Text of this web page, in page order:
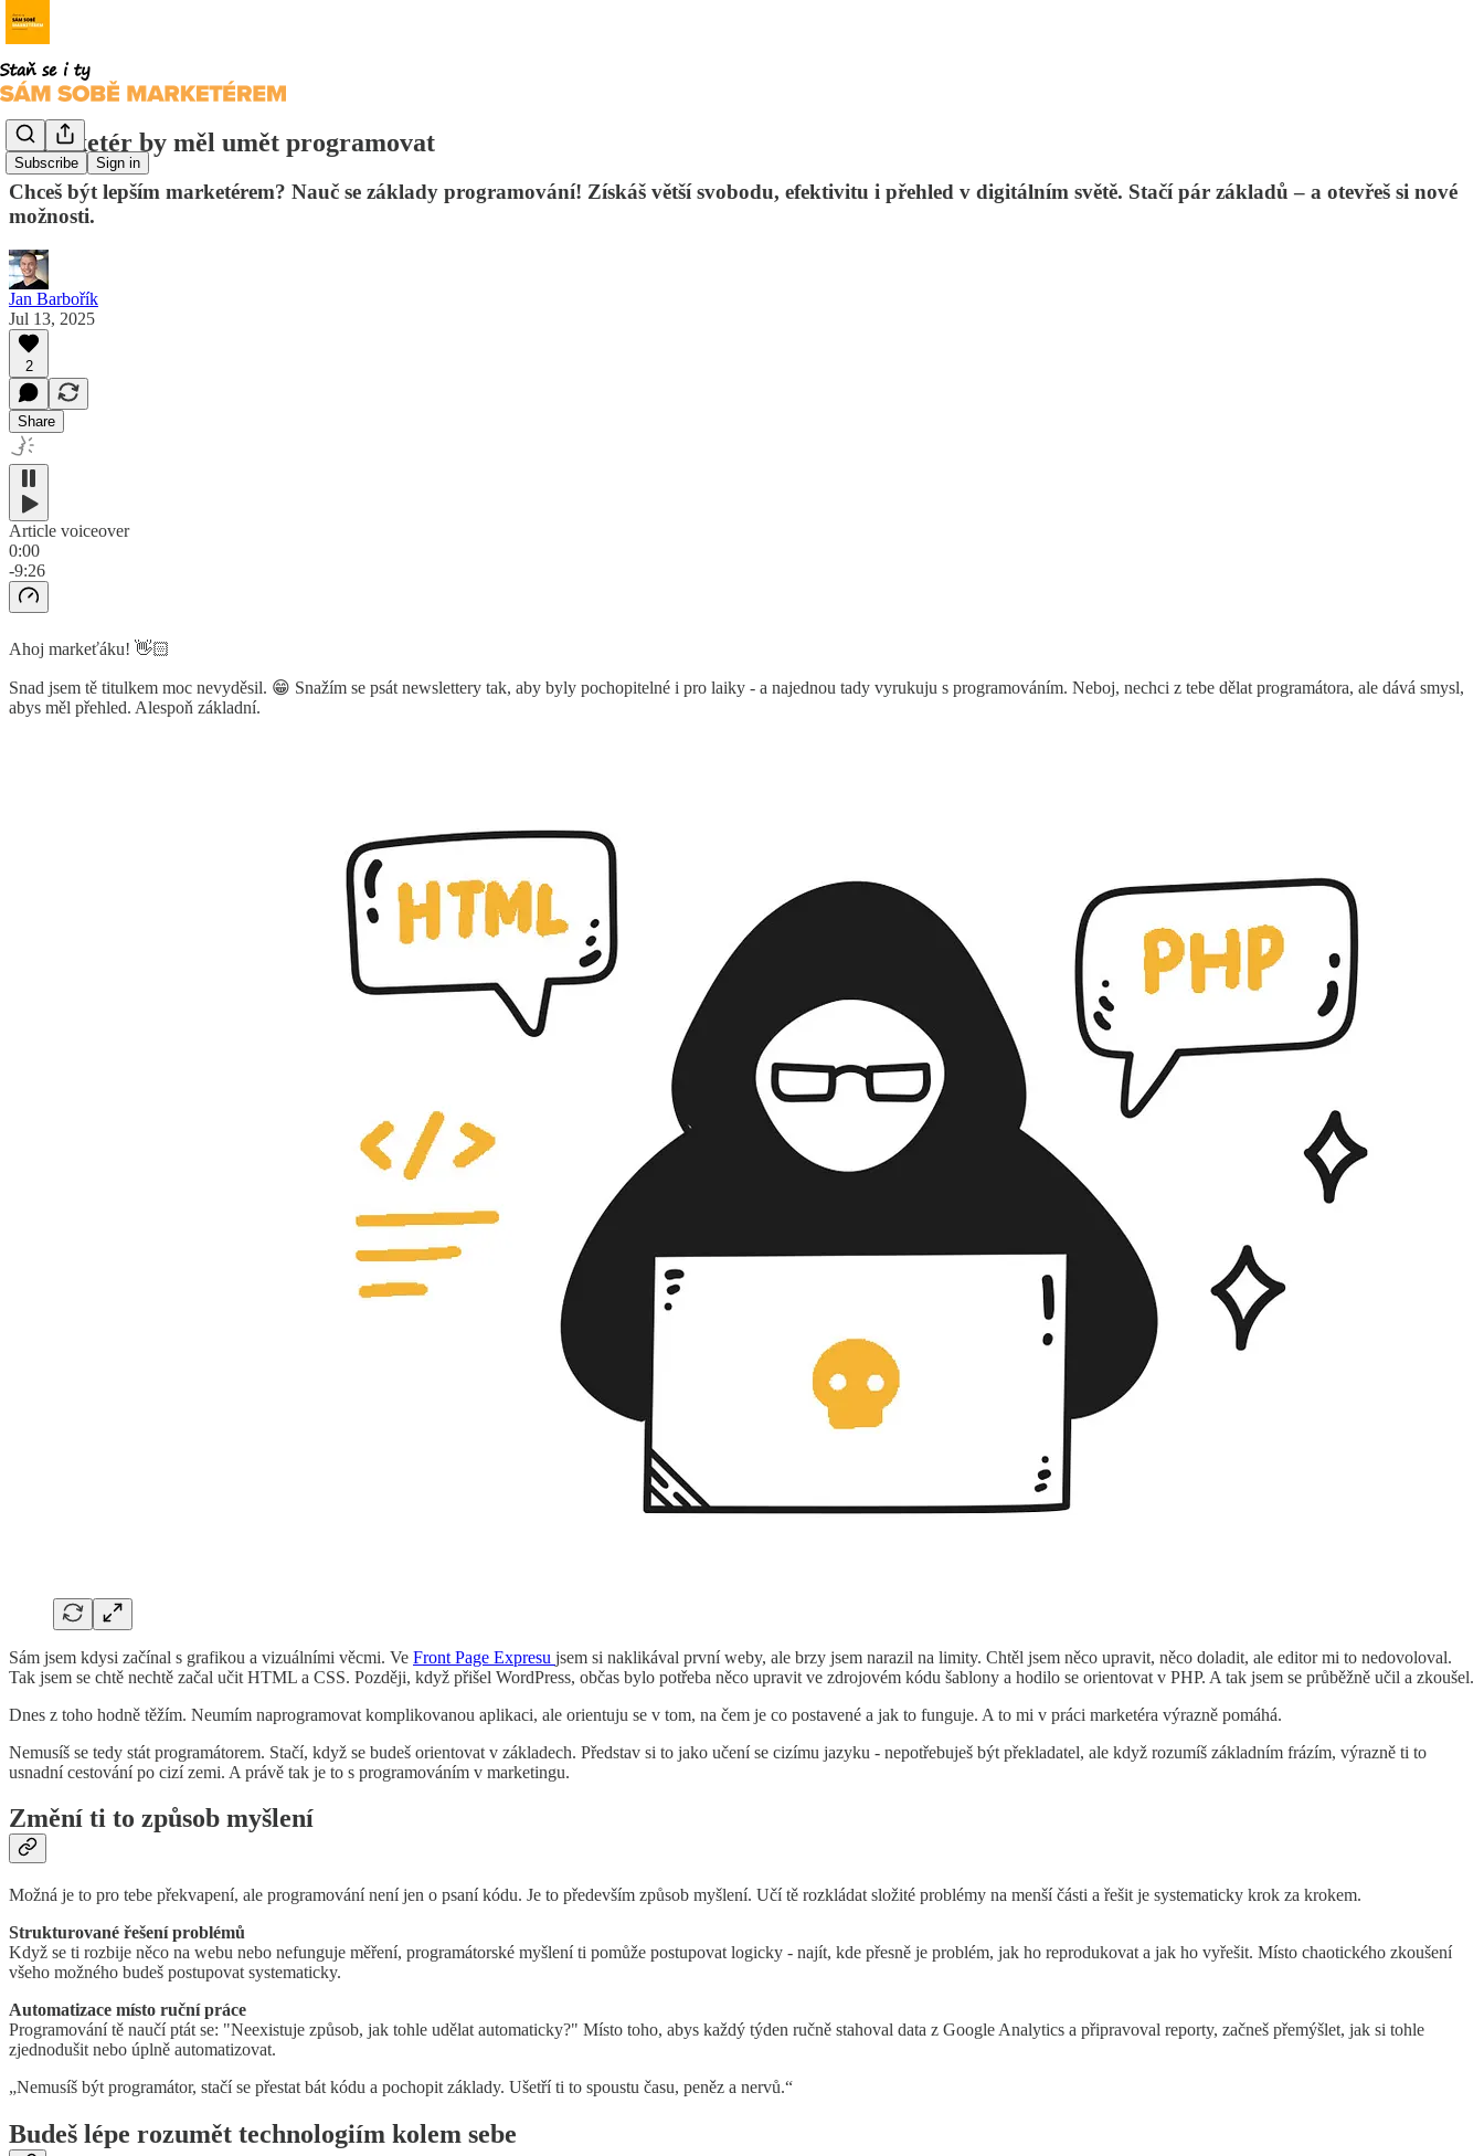
Subscribe Sign in
I marketér by měl umět programovat
Chceš být lepším marketérem? Nauč se základy programování! Získáš větší svobodu, efektivitu i přehled v digitálním světě. Stačí pár základů – a otevřeš si nové
možnosti.
Jan Barbořík
Jul 13, 2025
2
Share
Article voiceover
0:00
-9:26
Ahoj markeťáku! 👋🏻
Snad jsem tě titulkem moc nevyděsil. 😁 Snažím se psát newslettery tak, aby byly pochopitelné i pro laiky - a najednou tady vyrukuju s programováním. Neboj, nechci z tebe dělat programátora, ale dává smysl,
abys měl přehled. Alespoň základní.
Sám jsem kdysi začínal s grafikou a vizuálními věcmi. Ve Front Page Expresu jsem si naklikával první weby, ale brzy jsem narazil na limity. Chtěl jsem něco upravit, něco doladit, ale editor mi to nedovoloval.
Tak jsem se chtě nechtě začal učit HTML a CSS. Později, když přišel WordPress, občas bylo potřeba něco upravit ve zdrojovém kódu šablony a hodilo se orientovat v PHP. A tak jsem se průběžně učil a zkoušel.
Dnes z toho hodně těžím. Neumím naprogramovat komplikovanou aplikaci, ale orientuju se v tom, na čem je co postavené a jak to funguje. A to mi v práci marketéra výrazně pomáhá.
Nemusíš se tedy stát programátorem. Stačí, když se budeš orientovat v základech. Představ si to jako učení se cizímu jazyku - nepotřebuješ být překladatel, ale když rozumíš základním frázím, výrazně ti to
usnadní cestování po cizí zemi. A právě tak je to s programováním v marketingu.
Změní ti to způsob myšlení
Možná je to pro tebe překvapení, ale programování není jen o psaní kódu. Je to především způsob myšlení. Učí tě rozkládat složité problémy na menší části a řešit je systematicky krok za krokem.
Strukturované řešení problémů
Když se ti rozbije něco na webu nebo nefunguje měření, programátorské myšlení ti pomůže postupovat logicky - najít, kde přesně je problém, jak ho reprodukovat a jak ho vyřešit. Místo chaotického zkoušení
všeho možného budeš postupovat systematicky.
Automatizace místo ruční práce
Programování tě naučí ptát se: "Neexistuje způsob, jak tohle udělat automaticky?" Místo toho, abys každý týden ručně stahoval data z Google Analytics a připravoval reporty, začneš přemýšlet, jak si tohle
zjednodušit nebo úplně automatizovat.
„Nemusíš být programátor, stačí se přestat bát kódu a pochopit základy. Ušetří ti to spoustu času, peněz a nervů.“
Budeš lépe rozumět technologiím kolem sebe